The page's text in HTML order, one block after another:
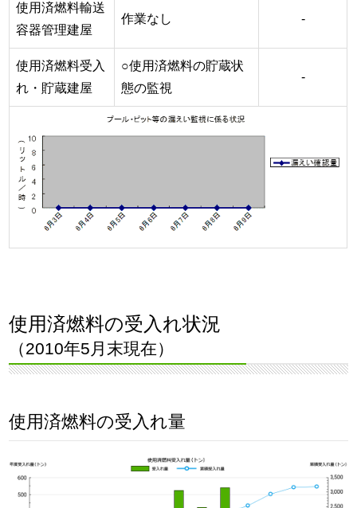
使用済燃料輸送
容器管理建屋
作業なし -
使用済燃料受入
れ・貯蔵建屋
○使用済燃料の貯蔵状
態の監視
-
使用済燃料の受入れ状況
（2010年5月末現在）
使用済燃料の受入れ量